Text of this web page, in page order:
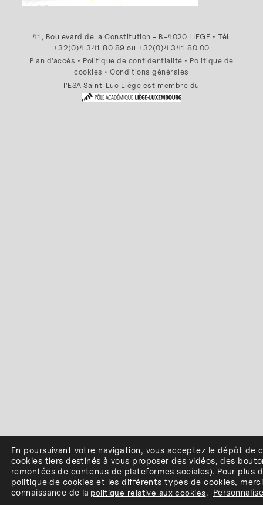
41, Boulevard de la Constitution - B-4020 LIEGE • Tél.
+32(0)4 341 80 89 ou +32(0)4 341 80 00
Plan d'accès • Politique de confidentialité • Politique de
cookies •Conditions générales
l'ESA Saint-Luc Liège est membre du
En poursuivant votre navigation, vous acceptez le dépôt de
cookies tiers destinés àvous proposer des vidéos, des
remontées de contenus de plateformes sociales). Pour plus
politique de cookies et les différents types de cookies,
connaissance de la politique relative aux cookies.